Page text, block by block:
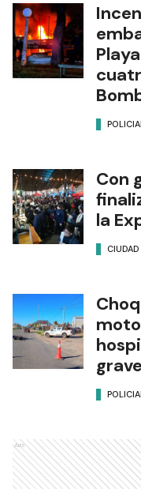
Con
la
CIUDAD
Ads